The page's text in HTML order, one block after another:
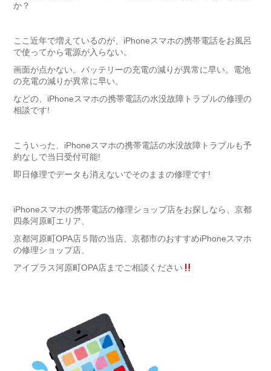
か？
ここ近年で増えているのが、iPhoneスマホの携帯電話をお風呂
で使ってから電源が入らない。
画面が点かない。バッテリーの充電の減りが異常に早い。電池
の充電の減りが異常に早い。
などの、iPhoneスマホの携帯電話の水没故障トラブルの修理の
相談です!
こういった、iPhoneスマホの携帯電話の水没故障トラブルも予
約なしで当日受付可能!
即日修理でデータも消えないでそのままの修理です!
iPhoneスマホの携帯電話の修理ショップ店をお探しなら、京都
四条河原町エリア、
京都河原町OPA店５階の当店、京都市のおすすめiPhoneスマホ
の修理ショップ店、
アイプラス河原町OPA店までご相談ください